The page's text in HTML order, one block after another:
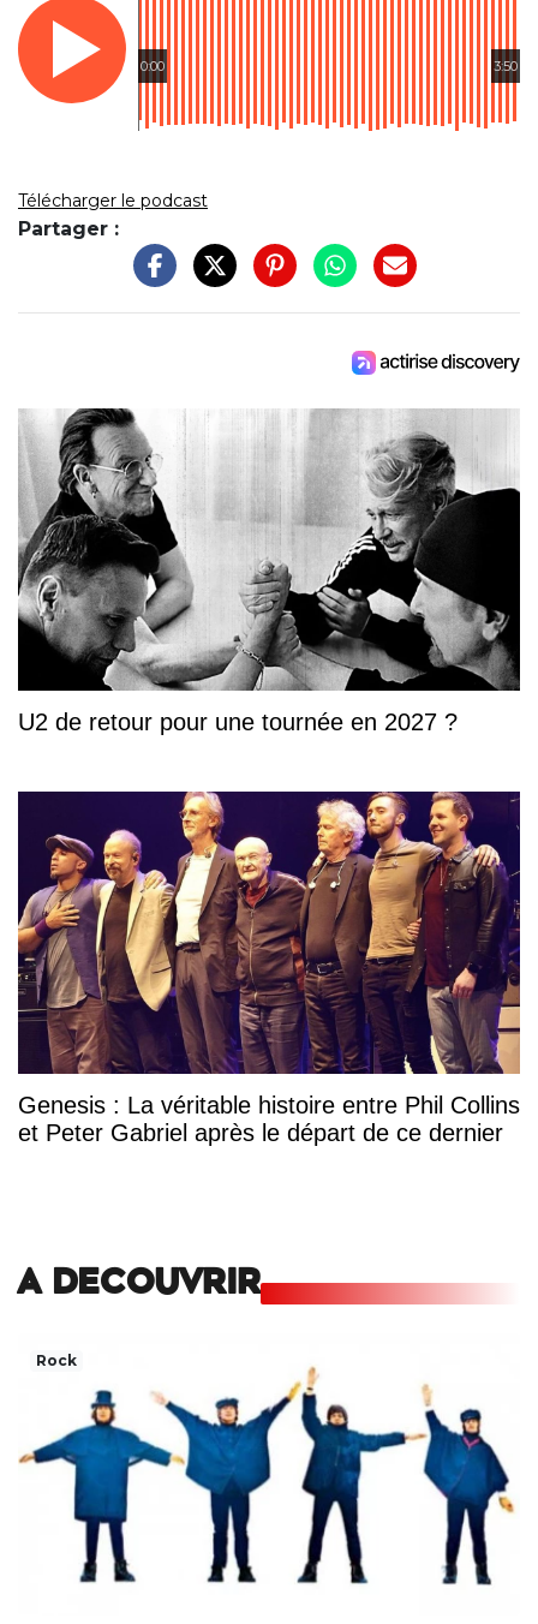
0:00 3:50
Télécharger le podcast
Partager :
U2 de retour pour une tournée en 2027 ?
Genesis : La véritable histoire entre Phil Collins
et Peter Gabriel après le départ de ce dernier
A DECOUVRIR
Rock